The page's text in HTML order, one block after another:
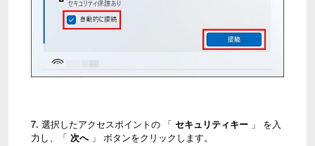
7. 選択したアクセスポイントの 「 セキュリティキー 」 を入
力し、「 次へ」 ボタンをクリックします。